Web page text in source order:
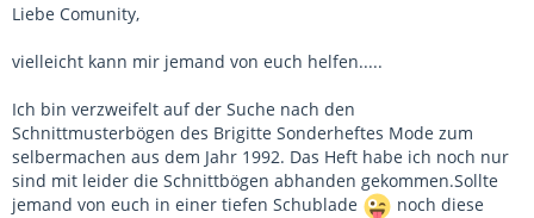
Liebe Comunity,
vielleicht kann mir jemand von euch helfen.....
Ich bin verzweifelt auf der Suche nach den
Schnittmusterbögen des Brigitte Sonderheftes Mode zum
selbermachen aus dem Jahr 1992. Das Heft habe ich noch nur
sind mit leider die Schnittbögen abhanden gekommen.Sollte
jemand von euch in einer tiefen Schublade
noch diese